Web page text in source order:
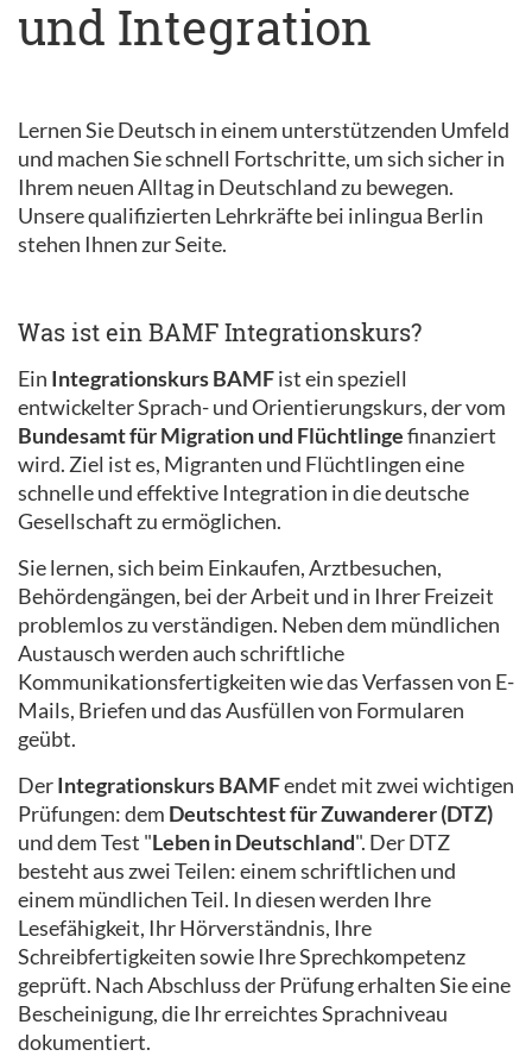
und Integration
Lernen Sie Deutsch in einem unterstützenden Umfeld
und machen Sie schnell Fortschritte, um sich sicher in
Ihrem neuen Alltag in Deutschland zu bewegen.
Unsere qualifizierten Lehrkräfte bei inlingua Berlin
stehen Ihnen zur Seite.
Was ist ein BAMF Integrationskurs?
Ein Integrationskurs BAMFist ein speziell
entwickelter Sprach- und Orientierungskurs, der vom
Bundesamt für Migration und Flüchtlingefinanziert
wird. Ziel ist es, Migranten und Flüchtlingen eine
schnelle und effektive Integration in die deutsche
Gesellschaft zu ermöglichen.
Sie lernen, sich beim Einkaufen, Arztbesuchen,
Behördengängen, bei der Arbeit und in Ihrer Freizeit
problemlos zu verständigen. Neben dem mündlichen
Austausch werden auch schriftliche
Kommunikationsfertigkeiten wie das Verfassen von E-
Mails, Briefen und das Ausfüllen von Formularen
geübt.
DerIntegrationskurs BAMFendet mit zwei wichtigen
Prüfungen: dem Deutschtest für Zuwanderer (DTZ)
und dem Test "Leben in Deutschland". Der DTZ
besteht aus zwei Teilen: einem schriftlichen und
einem mündlichen Teil. In diesen werden Ihre
Lesefähigkeit, Ihr Hörverständnis, Ihre
Schreibfertigkeiten sowie Ihre Sprechkompetenz
geprüft. Nach Abschluss der Prüfung erhalten Sie eine
Bescheinigung, die Ihr erreichtes Sprachniveau
dokumentiert.